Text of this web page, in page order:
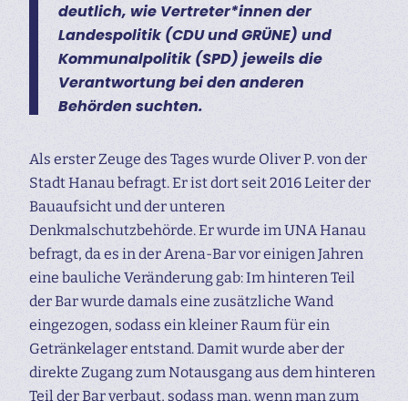
deutlich, wie Vertreter*innen der
Landespolitik (CDU und GRÜNE) und
Kommunalpolitik (SPD) jeweils die
Verantwortung bei den anderen
Behörden suchten.
Als erster Zeuge des Tages wurde Oliver P. von der
Stadt Hanau befragt. Er ist dort seit 2016 Leiter der
Bauaufsicht und der unteren
Denkmalschutzbehörde. Er wurde im UNA Hanau
befragt, da es in der Arena-Bar vor einigen Jahren
eine bauliche Veränderung gab: Im hinteren Teil
der Bar wurde damals eine zusätzliche Wand
eingezogen, sodass ein kleiner Raum für ein
Getränkelager entstand. Damit wurde aber der
direkte Zugang zum Notausgang aus dem hinteren
Teil der Bar verbaut, sodass man, wenn man zum